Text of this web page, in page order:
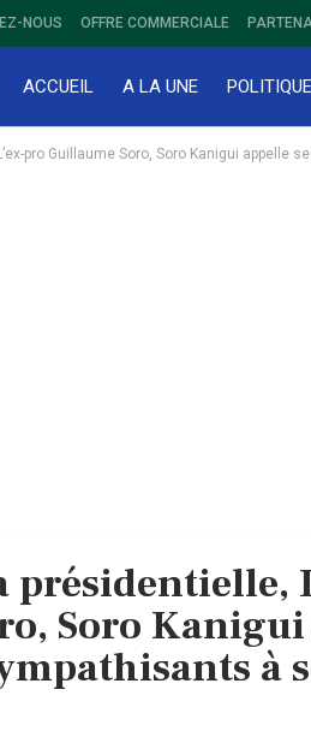
NOUS OFFRE COMMERCIALE
ACCUEIL A LA UNE POLITIQUE
pro Guillaume Soro, Soro Kanigui
présidentielle,
Soro Kanigui
à